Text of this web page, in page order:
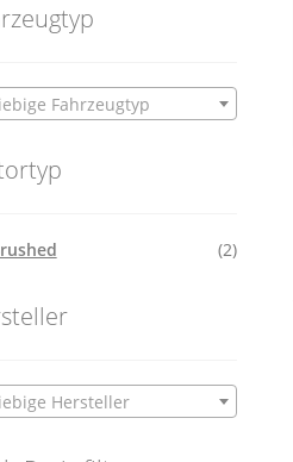
Fahrzeugtyp
(2)
Hersteller